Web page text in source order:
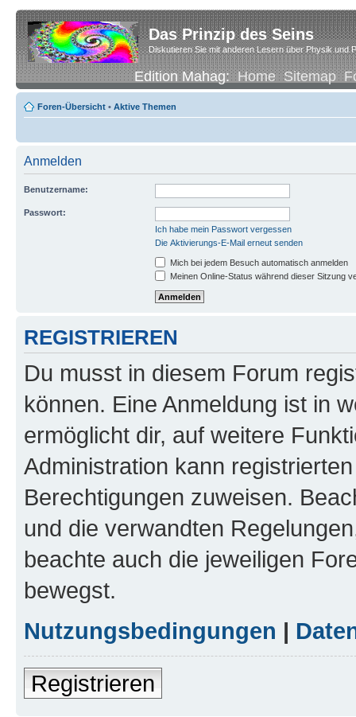
Das Prinzip des Seins
Diskutieren Sie mit anderen Lesern über Physik und
Edition Mahag:Home Sitemap
Foren-Übersicht • Aktive Themen
Anmelden
Benutzername:
Passwort:
Ich habe mein Passwort vergessen
Die Aktivierungs-E-Mail erneut senden
Mich bei jedem Besuch automatisch anmelden
Meinen Online-Status während dieser Sitzung
REGISTRIEREN
Du musst in diesem Forum
können. Eine Anmeldung ist in
ermöglicht dir, auf weitere
Administration kann
Berechtigungen zuweisen.
und die verwandten
beachte auch die jeweiligen
bewegst.
Nutzungsbedingungen |
Registrieren